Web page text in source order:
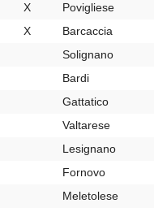
X
Povigliese
X
Barcaccia
Solignano
Bardi
Gattatico
Valtarese
Lesignano
Fornovo
Meletolese